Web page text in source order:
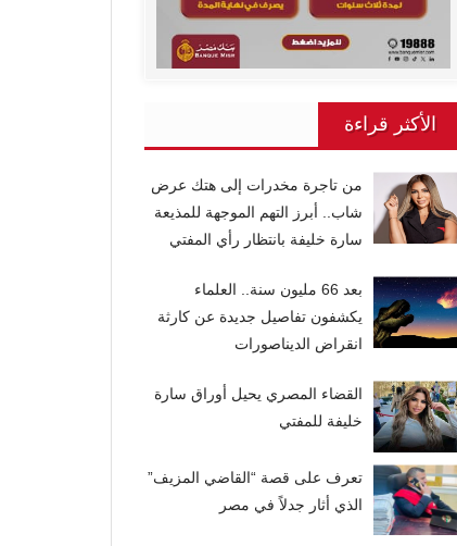
الأكثر قراءة
من تاجرة مخدرات إلى هتك عرض
شاب.. أبرز التهم الموجهة للمذيعة
سارة خليفة بانتظار رأي المفتي
بعد 66 مليون سنة.. العلماء
يكشفون تفاصيل جديدة عن كارثة
انقراض الديناصورات
القضاء المصري يحيل أوراق سارة
خليفة للمفتي
تعرف على قصة “القاضي المزيف”
الذي أثار جدلاً في مصر